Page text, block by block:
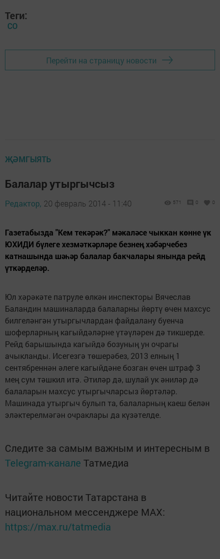
Теги:
СО
Перейти на страницу новости
ҖӘМГЫЯТЬ
Балалар утыргычсыз
Редактор, 20 февраль 2014 - 11:40 571 0 0
Газетабызда "Кем текәрәк?" мәкаләсе чыккан көнне үк
ЮХИДИ бүлеге хезмәткәрләре безнең хәбәрчебез
катнашында шәһәр балалар бакчалары янында рейд
үткәрделәр.
Юл хәрәкәте патруле өлкән инспекторы Вячеслав
Баландин машиналарда балаларны йөртү өчен махсус
билгеләнгән утыргычлардан файдалану буенча
шоферларның кагыйдәләрне үтәүләрен дә тикшерде.
Рейд барышында кагыйдә бозуның ун очрагы
ачыкланды. Исегезгә төшерәбез, 2013 елның 1
сентябреннән әлеге кагыйдәне бозган өчен штраф 3
мең сум тәшкил итә. Әтиләр дә, шулай ук әниләр дә
балаларын махсус утыргычларсыз йөртәләр.
Машинада утыргыч булып та, балаларның каеш белән
эләктерелмәгән очраклары да күзәтелде.
Следите за самым важным и интересным в
Telegram-канале Татмедиа
Читайте новости Татарстана в
национальном мессенджере MАХ:
https://max.ru/tatmedia